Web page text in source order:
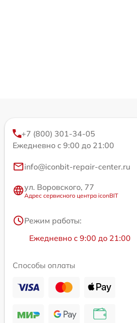
+7 (800) 301-34-05
Ежедневно с 9:00 до 21:00
info@iconbit-repair-center.ru
ул. Воровского, 77
Адрес сервисного центра iconBIT
Режим работы:
Ежедневно с 9:00 до 21:00
Способы оплаты